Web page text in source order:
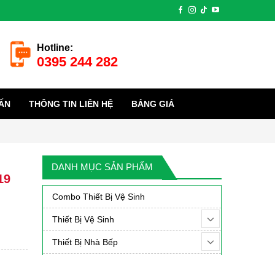
Hotline:
0395 244 282
THÔNG TIN LIÊN HỆ BẢNG GIÁ
DANH MỤC SẢN PHẨM
Combo Thiết Bị Vệ Sinh
Thiết Bị Vệ Sinh
Thiết Bị Nhà Bếp